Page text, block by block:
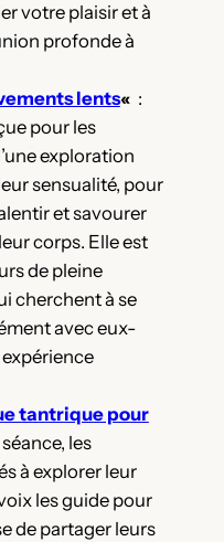
votre plaisir et à
profonde à
lents« :
pour les
exploration
sensualité, pour
et savourer
corps. Elle est
de pleine
cherchent à se
avec eux-
tantrique pour
les
à explorer leur
les guide pour
de partager leurs